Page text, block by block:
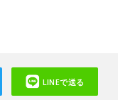
LINEで送る